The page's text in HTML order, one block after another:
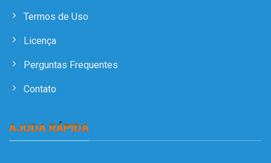
Termos de Uso
Licença
Perguntas Frequentes
Contato
AJUDA RÁPIDA